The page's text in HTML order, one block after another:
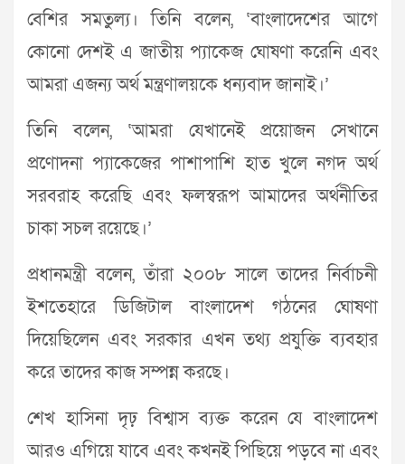
বেশির সমতুল্য। তিনি বলেন, ‘বাংলাদেশের আগে
কোনো দেশই এ জাতীয় প্যাকেজ ঘোষণা করেনি এবং
আমরা এজন্য অর্থ মন্ত্রণালয়কে ধন্যবাদ জানাই।’
তিনি বলেন, ‘আমরা যেখানেই প্রয়োজন সেখানে
প্রণোদনা প্যাকেজের পাশাপাশি হাত খুলে নগদ অর্থ
সরবরাহ করেছি এবং ফলস্বরূপ আমাদের অর্থনীতির
চাকা সচল রয়েছে।’
প্রধানমন্ত্রী বলেন, তাঁরা ২০০৮ সালে তাদের নির্বাচনী
ইশতেহারে ডিজিটাল বাংলাদেশ গঠনের ঘোষণা
দিয়েছিলেন এবং সরকার এখন তথ্য প্রযুক্তি ব্যবহার
করে তাদের কাজ সম্পন্ন করছে।
শেখ হাসিনা দৃঢ় বিশ্বাস ব্যক্ত করেন যে বাংলাদেশ
আরও এগিয়ে যাবে এবং কখনই পিছিয়ে পড়বে না এবং